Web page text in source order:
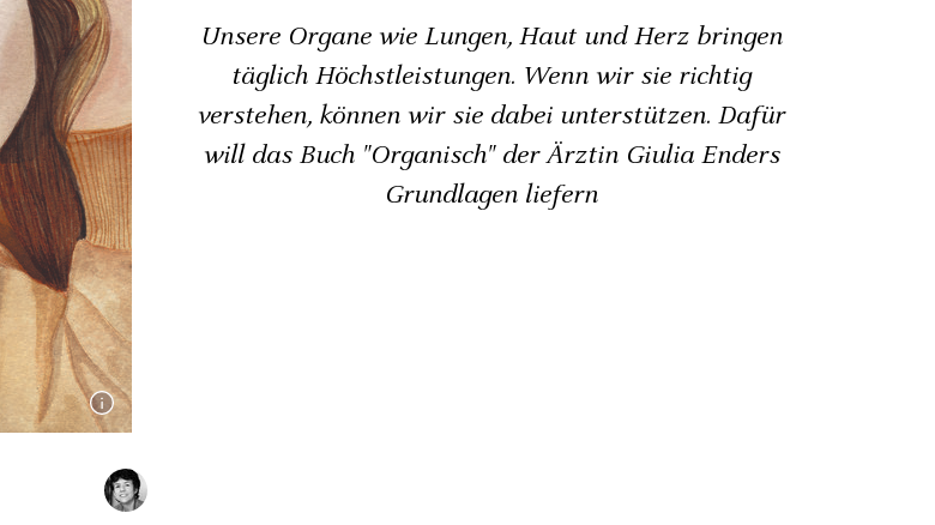
Unsere Organe wie Lungen, Haut und Herz bringen
täglich Höchstleistungen. Wenn wir ­sie richtig
verstehen, können wir sie dabei unterstützen. Dafür
will das Buch "Organisch" der Ärztin Giulia Enders
Grundlagen liefern